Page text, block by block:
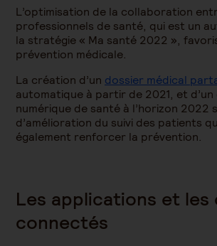
L’optimisation de la collaboration
professionnels de santé, qui est un
la stratégie « Ma santé 2022 »,
prévention médicale.
La création d’un dossier médical
automatique à partir de 2021, et d’un
numérique de santé à l’horizon 2022
d’amélioration du suivi des patients
également renforcer la prévention.
Les applications et les
connectés